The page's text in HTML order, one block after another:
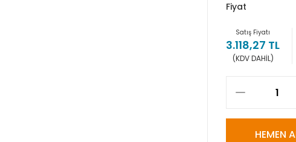
Fiyat
Satış Fiyatı
3.118,27 TL
(KDV DAHİL)
HEMEN